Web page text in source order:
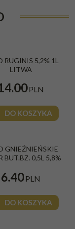
RUGINIS 5,2% 1L
LITWA
PLN
DO KOSZYKA
GNIEŹNIEŃSKIE
BUT.BZ. 0,5L 5,8%
6.40PLN
DO KOSZYKA